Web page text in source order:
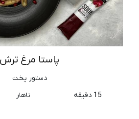
پاستا مرغ ترش
دستور پخت
15 دقیقه
ناهار